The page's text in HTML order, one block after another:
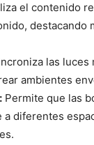
el contenido
destacando
las
ambientes
Permite que las
a diferentes